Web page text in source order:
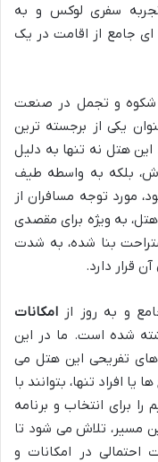
سفری لوکس و به
ای جامع از اقامت در یک
شکوه و تجمل در صنعت
یکی از برجسته ترین
این هتل نه تنها به دلیل
بلکه به واسطه طیف
مورد توجه مسافران از
به ویژه برای مقصدی
بنا شده، به شدت
قرار دارد.
و به روز از امکانات
شده است. ما در این
تفریحی این هتل می
یا افراد تنها، بتوانند با
برای انتخاب و برنامه
مسیر، تلاش می شود تا
احتمالی در امکانات و